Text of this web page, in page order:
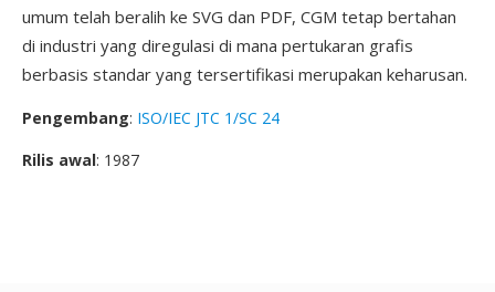
umum telah beralih ke SVG dan PDF, CGM tetap bertahan
di industri yang diregulasi di mana pertukaran grafis
berbasis standar yang tersertifikasi merupakan keharusan.
Pengembang: ISO/IEC JTC 1/SC 24
Rilis awal: 1987